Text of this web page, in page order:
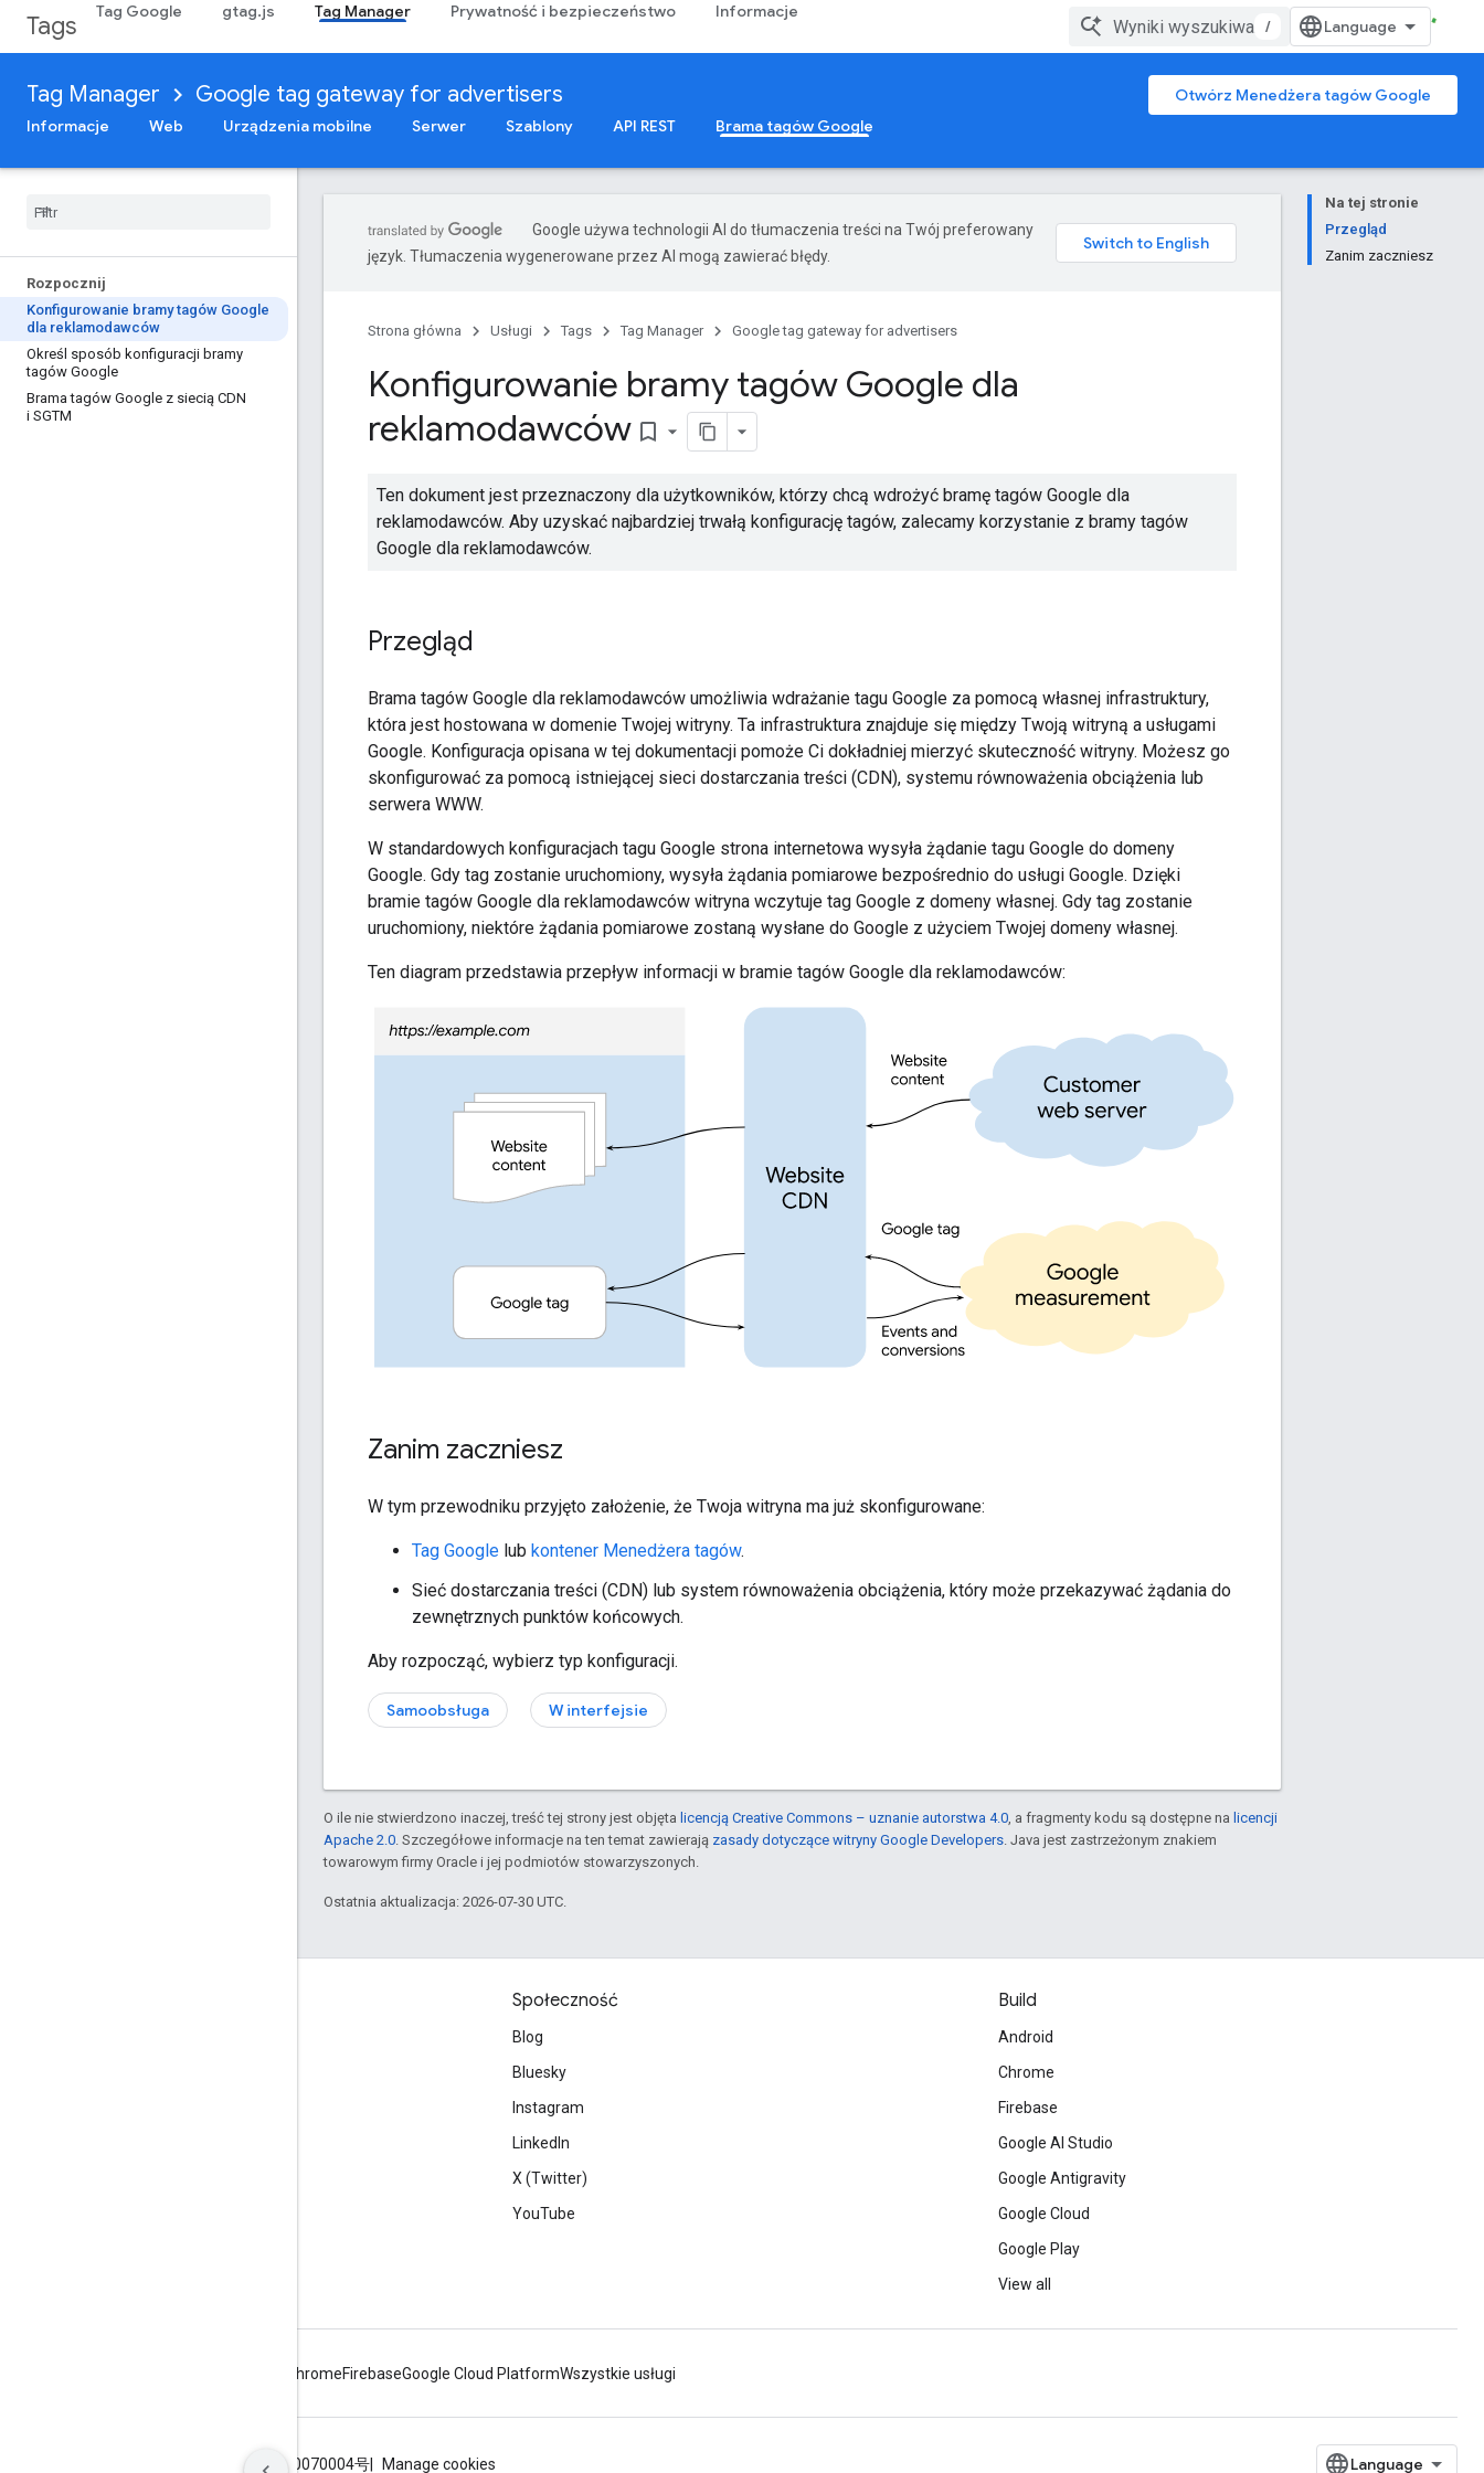
Tags Tag Google gtag.js Tag Manager Prywatność i bezpieczeństwo Informacje
/
Tag Manager Google tag gateway for advertisers
Otwórz Menedżera tagów Google
Informacje
Web Urządzenia mobilne Serwer Szablony API REST Brama tagów Google
Rozpocznij
Konfigurowanie bramy tagów Google
dla reklamodawców
Określ sposób konfiguracji bramy
tagów Google
Brama tagów Google z siecią CDN
i SGTM
Na tej stronie
Przegląd
Zanim zaczniesz
Google używa technologii AI do tłumaczenia treści na Twój preferowany
język. Tłumaczenia wygenerowane przez AI mogą zawierać błędy.
Strona główna Usługi Tags Tag Manager Google tag gateway for advertisers
Konfigurowanie bramy tagów Google dla
reklamodawców bookmark_border
Ten dokument jest przeznaczony dla użytkowników, którzy chcą wdrożyć bramę tagów Google dla
reklamodawców. Aby uzyskać najbardziej trwałą konfigurację tagów, zalecamy korzystanie z bramy tagów
Google dla reklamodawców.
Przegląd
Brama tagów Google dla reklamodawców umożliwia wdrażanie tagu Google za pomocą własnej infrastruktury,
która jest hostowana w domenie Twojej witryny. Ta infrastruktura znajduje się między Twoją witryną a usługami
Google. Konfiguracja opisana w tej dokumentacji pomoże Ci dokładniej mierzyć skuteczność witryny. Możesz go
skonfigurować za pomocą istniejącej sieci dostarczania treści (CDN), systemu równoważenia obciążenia lub
serwera WWW.
W standardowych konfiguracjach tagu Google strona internetowa wysyła żądanie tagu Google do domeny
Google. Gdy tag zostanie uruchomiony, wysyła żądania pomiarowe bezpośrednio do usługi Google. Dzięki
bramie tagów Google dla reklamodawców witryna wczytuje tag Google z domeny własnej. Gdy tag zostanie
uruchomiony, niektóre żądania pomiarowe zostaną wysłane do Google z użyciem Twojej domeny własnej.
Ten diagram przedstawia przepływ informacji w bramie tagów Google dla reklamodawców:
Zanim zaczniesz
W tym przewodniku przyjęto założenie, że Twoja witryna ma już skonfigurowane:
Tag Google lub kontener Menedżera tagów.
Sieć dostarczania treści (CDN) lub system równoważenia obciążenia, który może przekazywać żądania do
zewnętrznych punktów końcowych.
Aby rozpocząć, wybierz typ konfiguracji.
Samoobsługa W interfejsie
O ile nie stwierdzono inaczej, treść tej strony jest objęta licencją Creative Commons – uznanie autorstwa 4.0, a fragmenty kodu są dostępne na licencji
Apache 2.0. Szczegółowe informacje na ten temat zawierają zasady dotyczące witryny Google Developers. Java jest zastrzeżonym znakiem
towarowym firmy Oracle i jej podmiotów stowarzyszonych.
Ostatnia aktualizacja: 2026-07-30 UTC.
Społeczność
Blog
Bluesky
Instagram
LinkedIn
X (Twitter)
YouTube
Build
Android
Chrome
Firebase
Google AI Studio
Google Antigravity
Google Cloud
Google Play
View all
ChromeFirebaseGoogle Cloud PlatformWszystkie usługi
ICP证合字B2-20070004号 Manage cookies